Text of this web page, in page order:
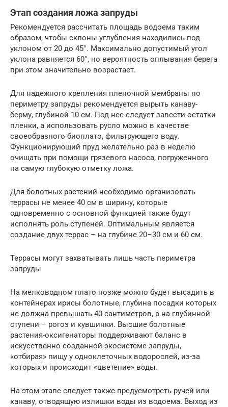
Этап создания ложа запруды
Рекомендуется рассчитать площадь водоема таким
образом, чтобы склоны углубления находились под
уклоном от 20 до 45°. Максимально допустимый угол
уклона равняется 60°, но вероятность оплывания берега
при этом значительно возрастает.
Для надежного крепления пленочной мембраны по
периметру запруды рекомендуется вырыть канаву-
берму, глубиной 10 см. Под нее следует завести остатки
пленки, а использовать русло можно в качестве
своеобразного биоплато, фильтрующего воду.
Функционирующий пруд желательно раз в неделю
очищать при помощи грязевого насоса, погруженного
на самую глубокую отметку ложа.
Для болотных растений необходимо организовать
террасы не менее 40 см в ширину, которые
одновременно с основной функцией также будут
исполнять роль ступеней. Оптимальным является
создание двух террас – на глубине 20–30 см и 60 см.
Террасы могут захватывать лишь часть периметра
запруды
На мелководном плато позже можно будет высадить в
контейнерах ирисы болотные, глубина посадки которых
не должна превышать 40 сантиметров, а на глубинной
ступени – рогоз и кувшинки. Высшие болотные
растения-оксигенаторы поддерживают баланс в
искусственно созданной экосистеме запруды,
«отбирая» пищу у одноклеточных водорослей, из-за
которых и происходит «цветение» воды.
На этом этапе следует также предусмотреть ручей или
канаву, отводящую излишки воды из водоема. Выход из